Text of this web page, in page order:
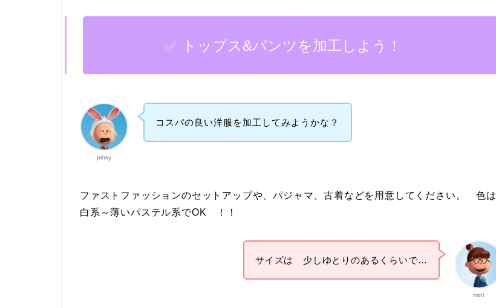
トップス&パンツを加工しよう！
pinky
コスパの良い洋服を加工してみようかな？
ファストファッションのセットアップや、パジャマ、古着などを用意してください。 色は
白系～薄いパステル系でOK ！！
mint
サイズは 少しゆとりのあるくらいで…